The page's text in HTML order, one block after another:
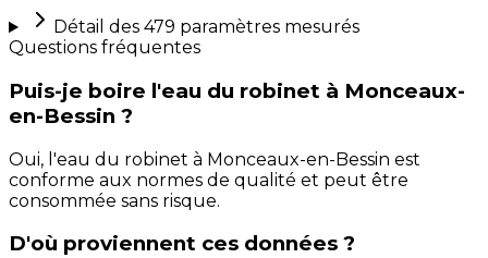
Détail des 479 paramètres mesurés
Questions fréquentes
Puis-je boire l'eau du robinet à Monceaux-
en-Bessin ?
Oui, l'eau du robinet à Monceaux-en-Bessin est
conforme aux normes de qualité et peut être
consommée sans risque.
D'où proviennent ces données ?